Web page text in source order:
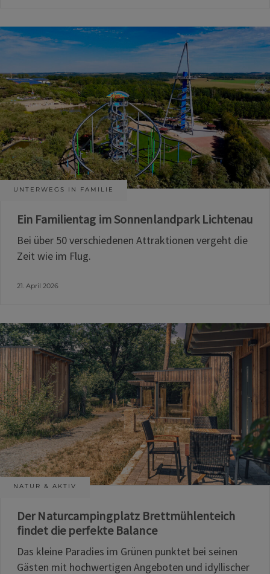
UNTERWEGS IN FAMILIE
Ein Familientag im Sonnenlandpark Lichtenau
Bei über 50 verschiedenen Attraktionen vergeht die
Zeit wie im Flug.
21. April 2026
NATUR & AKTIV
Der Naturcampingplatz Brettmühlenteich
findet die perfekte Balance
Das kleine Paradies im Grünen punktet bei seinen
Gästen mit hochwertigen Angeboten und idyllischer